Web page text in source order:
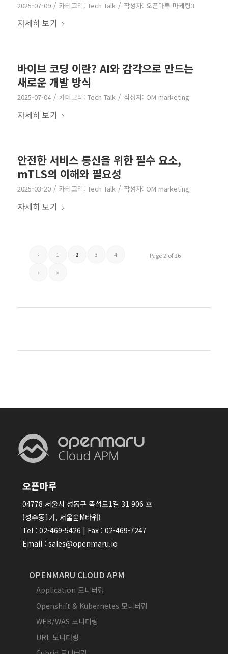
2025-07-09 / 카테고리: Tech Talk / 작성자: 오픈마루 마케팅3
자세히 보기
바이브 코딩 이란? AI와 감각으로 만드는
새로운 개발 방식
2025-07-04 / 카테고리: Tech Talk / 작성자: OM marketing
자세히 보기
안전한 서비스 통신을 위한 필수 요소,
mTLS의 이해와 필요성
2025-03-20 / 카테고리: Tech Talk / 작성자: OM marketing
자세히 보기
Page 2 of 26
‹ 1 2 3 4
› »
오픈마루
04778 서울시 성동구 뚝섬로1길 31 906 호
(성수동1가, 서울숲M타워)
Tel : 02-469-5426 | Fax : 02-469-7247
Email : sales@openmaru.io
OPENMARU CLOUD APM
Application 모니터링
Openshift & Kubernetes 모니터링
WEB/WAS 모니터링
URL 모니터링